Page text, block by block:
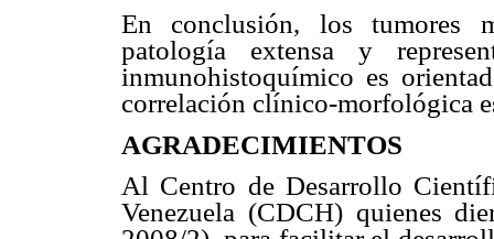
En conclusión, los tumores
patología extensa y
inmunohistoquímico es
correlación clínico-morfológica
AGRADECIMIENTOS
Al Centro de Desarrollo
Venezuela (CDCH) quienes